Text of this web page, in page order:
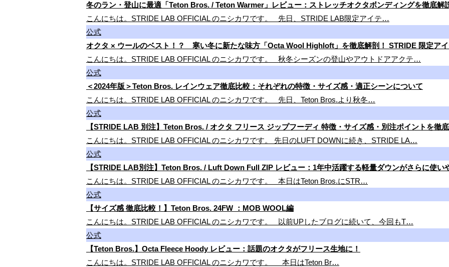
冬のラン・登山に最適「Teton Bros. / Teton Warmer」レビュー：ストレッチオクタボンディングを徹底解
こんにちは。STRIDE LAB OFFICIAL のニシカワです。 先日、STRIDE LAB限定アイテ…
公式
オクタ × ウールのベスト！？ 寒い冬に新たな味方「Octa Wool Highloft」を徹底解剖！ STRIDE 限定アイ
こんにちは。STRIDE LAB OFFICIAL のニシカワです。 秋冬シーズンの登山やアウトドアアクテ…
公式
＜2024年版＞Teton Bros. レインウェア徹底比較：それぞれの特徴・サイズ感・適正シーンについて
こんにちは。STRIDE LAB OFFICIAL のニシカワです。 先日、Teton Bros.より秋冬…
公式
【STRIDE LAB 別注】Teton Bros. / オクタ フリース ジップフーディ 特徴・サイズ感・別注ポイントを徹
こんにちは。STRIDE LAB OFFICIAL のニシカワです。 先日のLUFT DOWNに続き、STRIDE LA…
公式
【STRIDE LAB別注】Teton Bros. / Luft Down Full ZIP レビュー：1年中活躍する軽量ダウンがさらに使い
こんにちは。STRIDE LAB OFFICIAL のニシカワです。 本日はTeton Bros.にSTR…
公式
【サイズ感 徹底比較！】Teton Bros. 24FW ：MOB WOOL編
こんにちは。STRIDE LAB OFFICIAL のニシカワです。 以前UPしたブログに続いて、今回もT…
公式
【Teton Bros.】Octa Fleece Hoody レビュー：話題のオクタがフリース生地に！
こんにちは。STRIDE LAB OFFICIAL のニシカワです。 本日はTeton Br…